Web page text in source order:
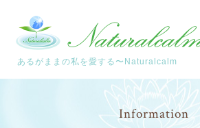
あるがままの私を愛する〜Naturalcalm
Information